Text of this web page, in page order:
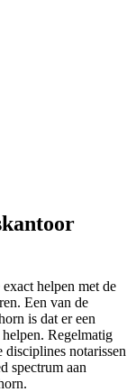
helpen met de
Een van de
is dat er een
Regelmatig
notarissen
spectrum aan